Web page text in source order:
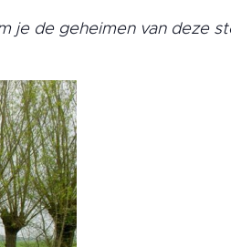
de geheimen van deze